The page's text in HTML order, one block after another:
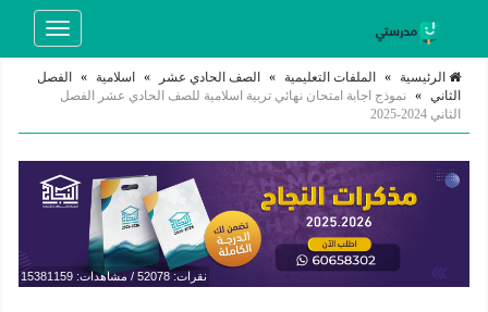
Toggle
الرئيسية » الملفات التعليمية » الصف الحادي عشر » اسلامية »
الفصل
الثاني » نموذج اجابة امتحان نهائي تربية اسلامية للصف الحادي عشر الفصل
الثاني 2024-2025
نقرات: 52078 / مشاهدات: 15381159